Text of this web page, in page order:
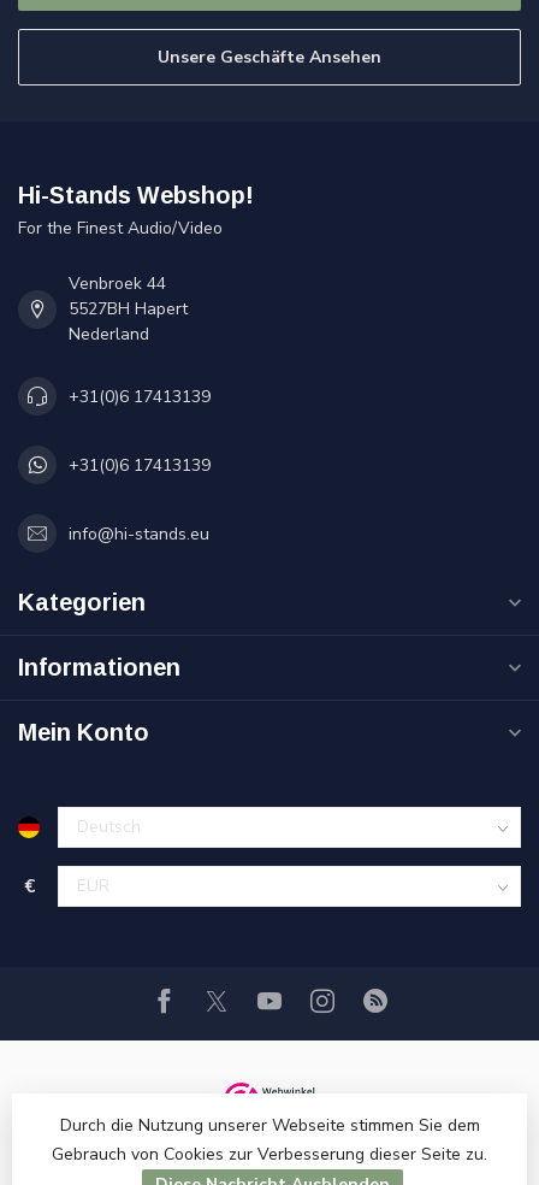
Unsere Geschäfte Ansehen
Hi-Stands Webshop!
For the Finest Audio/Video
Venbroek 44
5527BH Hapert
Nederland
+31(0)6 17413139
+31(0)6 17413139
info@hi-stands.eu
Kategorien
Informationen
Mein Konto
€
Durch die Nutzung unserer Webseite stimmen Sie dem
Gebrauch von Cookies zur Verbesserung dieser Seite zu.